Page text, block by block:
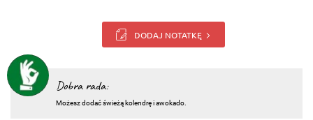
DODAJ NOTATKĘ
Dobra rada:
Możesz dodać świeżą kolendrę i awokado.